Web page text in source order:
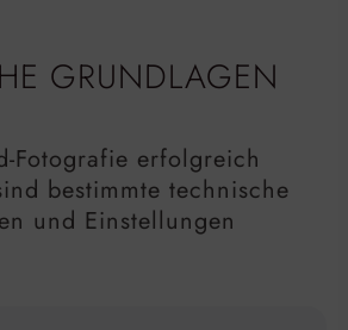
GRUNDLAGEN
Fotografie erfolgreich
bestimmte technische
und Einstellungen